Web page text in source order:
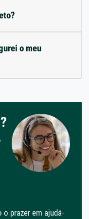
o meu
prazer em ajudá-